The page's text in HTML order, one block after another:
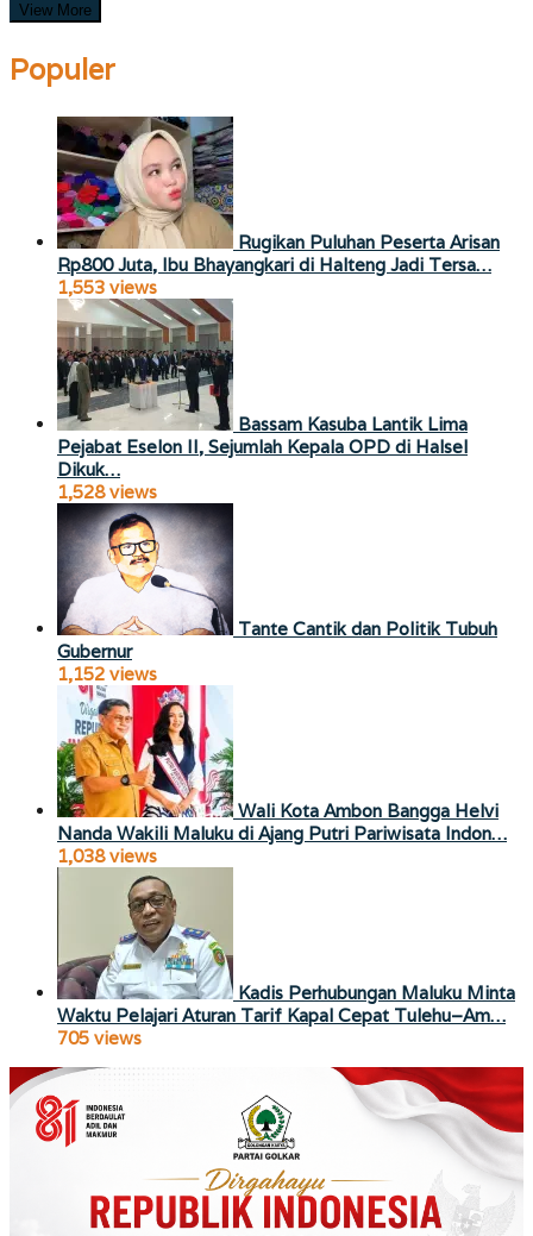
View More
Populer
Rugikan Puluhan Peserta Arisan
Rp800 Juta, Ibu Bhayangkari di Halteng Jadi Tersa…
1,553 views
Bassam Kasuba Lantik Lima
Pejabat Eselon II, Sejumlah Kepala OPD di Halsel
Dikuk…
1,528 views
Tante Cantik dan Politik Tubuh
Gubernur
1,152 views
Wali Kota Ambon Bangga Helvi
Nanda Wakili Maluku di Ajang Putri Pariwisata Indon…
1,038 views
Kadis Perhubungan Maluku Minta
Waktu Pelajari Aturan Tarif Kapal Cepat Tulehu–Am…
705 views